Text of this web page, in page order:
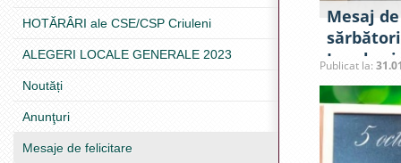
HOTĂRÂRI ale CSE/CSP Criuleni
ALEGERI LOCALE GENERALE 2023
Noutăți
Anunţuri
Mesaje de felicitare
Mesaj
Locale
Publicat la: